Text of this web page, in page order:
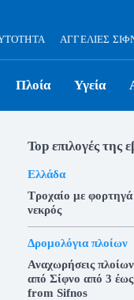
ΑΓΓΕΛΊΕΣ
Πλοία Υγεία
Top επιλογές της
Ελλάδα
Τροχαίο με
νεκρός
Δρομολόγια πλοίων
Αναχωρήσεις
από Σίφνο από 3
from Sifnos